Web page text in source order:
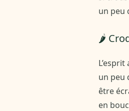
un peu
🌶️
un peu
être
en